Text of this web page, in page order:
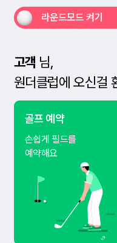
라운드모드 켜기
고객 님,
원더클럽에 오신걸
골프 예약
손쉽게 필드를
예약해요